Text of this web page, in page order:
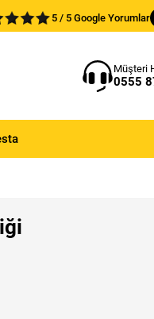
5 / 5 Google Yorumlar
Müşteri
0555